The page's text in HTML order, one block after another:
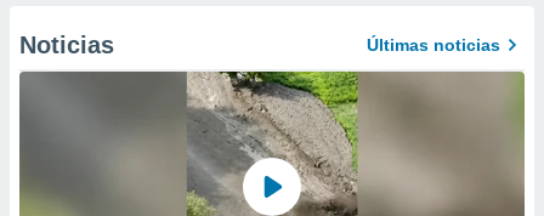
Noticias Últimas noticias